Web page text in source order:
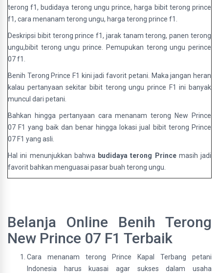
terong f1, budidaya terong ungu prince, harga bibit terong prince
f1, cara menanam terong ungu, harga terong prince f1.
Deskripsi bibit terong prince f1, jarak tanam terong, panen terong
ungu,bibit terong ungu prince. Pemupukan terong ungu perince
07 f1.
Benih Terong Prince F1 kini jadi favorit petani. Maka jangan heran
kalau pertanyaan sekitar bibit terong ungu prince F1 ini banyak
muncul dari petani.
Bahkan hingga pertanyaan cara menanam terong New Prince
07 F1 yang baik dan benar hingga lokasi jual bibit terong Prince
07 F1 yang asli.
Hal ini menunjukkan bahwa budidaya terong Prince masih jadi
favorit bahkan menguasai pasar buah terong ungu.
Belanja Online Benih Terong
New Prince 07 F1 Terbaik
Cara menanam terong Prince Kapal Terbang petani
Indonesia harus kuasai agar sukses dalam usaha